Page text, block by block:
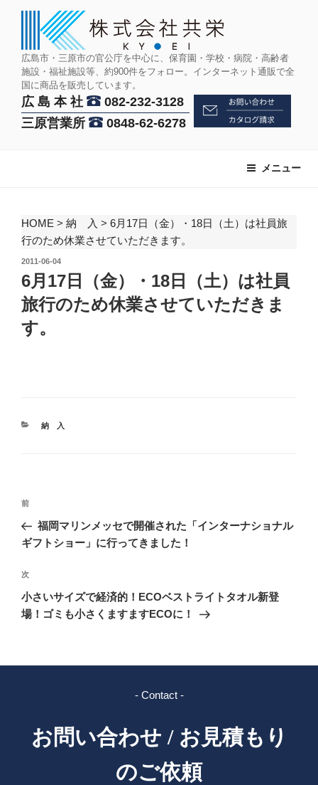
広島市・三原市の官公庁を中心に、保育園・学校・病院・高齢者
施設・福祉施設等、約900件をフォロー。インターネット通販で全
国に商品を販売しています。
広 島 本 社
082-232-3128
三原営業所
0848-62-6278
メニュー
HOME > 納 入 > 6月17日（金）・18日（土）は社員旅
行のため休業させていただきます。
投
稿
日:
2011-06-04
6月17日（金）・18日（土）は社員
旅行のため休業させていただきま
す。
カ
納 入
投
ナ
ゲ
ー
シ
前
の
投
前
福岡マリンメッセで開催された「インターナショナル
ギフトショー」に行ってきました！
次
の
投
次
小さいサイズで経済的！ECOベストライトタオル新登
場！ゴミも小さくますますECOに！
- Contact -
お問い合わせ / お見積もり
のご依頼